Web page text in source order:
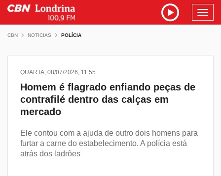
CBN NOTICIAS POLÍCIA
QUARTA, 08/07/2026, 11:55
Homem é flagrado enfiando peças de
contrafilé dentro das calças em
mercado
Ele contou com a ajuda de outro dois homens para
furtar a carne do estabelecimento. A polícia está
atrás dos ladrões